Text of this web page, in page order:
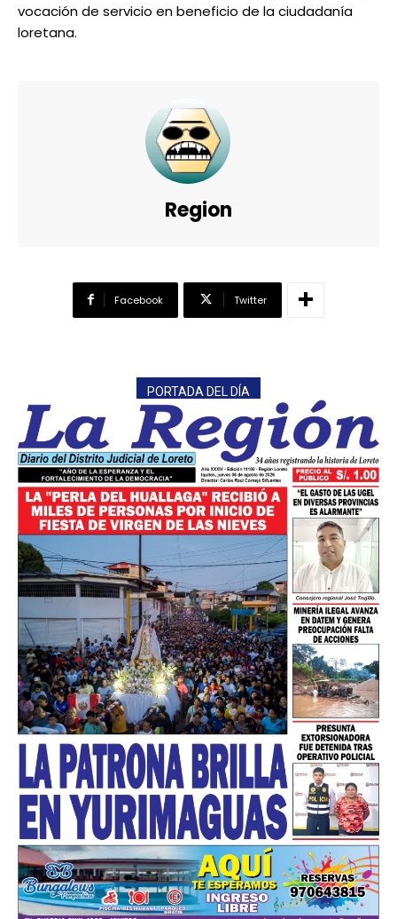
vocación de servicio en beneficio de la ciudadanía
loretana.
Region
Facebook Twitter
PORTADA DEL DÍA